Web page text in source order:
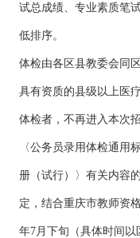
试总成绩、专业素质笔
低排序。
体检由各区县教委会同
具有资质的县级以上医
体检者，不再进入本次
〈公务员录用体检通用
册（试行）〉有关内容
定，结合重庆市教师资
年7月下旬（具体时间